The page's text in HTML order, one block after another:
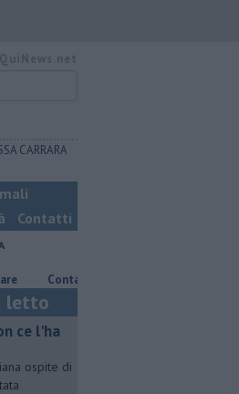
CARRARA
Contatti
Contagiata da legionella, non ce l'ha fatta
letto
ce l'ha
ospite di